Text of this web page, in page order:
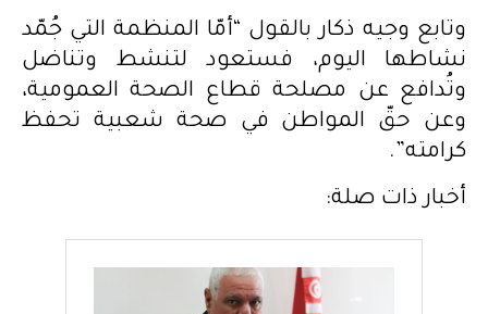
وتابع وجيه ذكار بالقول “أمّا المنظمة التي جُمّد
نشاطها اليوم، فستعود لتنشط وتناضل
وتُدافع عن مصلحة قطاع الصحة العمومية،
وعن حقّ المواطن في صحة شعبية تحفظ
كرامته”.
أخبار ذات صلة: